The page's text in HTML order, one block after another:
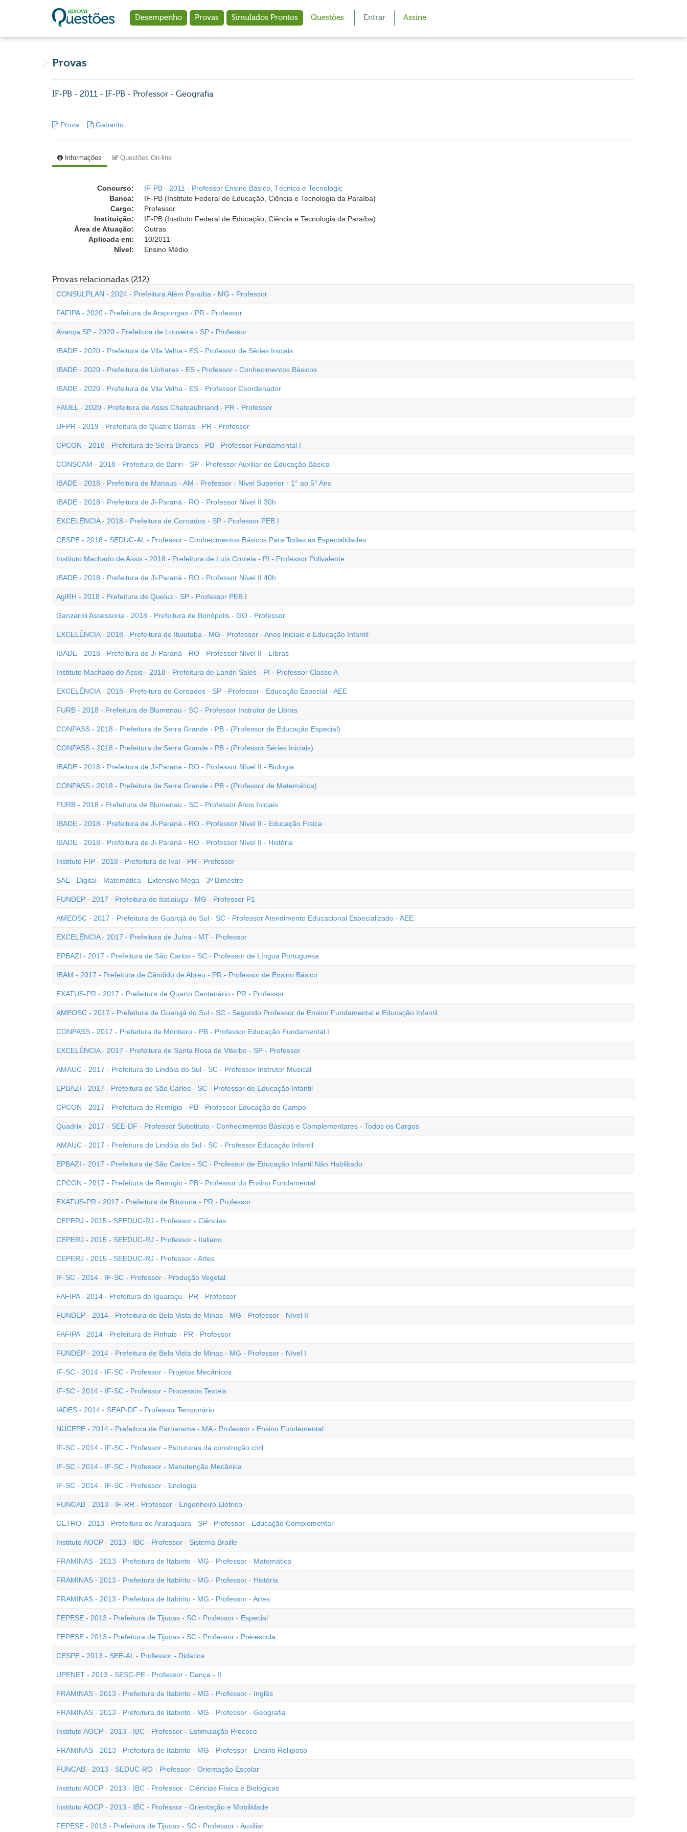
Desempenho Provas Simulados Prontos Questões Entrar Assine
Provas
IF-PB - 2011 - IF-PB - Professor - Geografia
Prova Gabarito
Informações Questões On-line
Concurso:
IF-PB - 2011 - Professor Ensino Básico, Técnico e Tecnológic
Banca:
IF-PB (Instituto Federal de Educação, Ciência e Tecnologia da Paraíba)
Cargo:
Professor
Instituição:
IF-PB (Instituto Federal de Educação, Ciência e Tecnologia da Paraíba)
Área de Atuação:
Outras
Aplicada em:
10/2011
Nível:
Ensino Médio
Provas relacionadas (212)
CONSULPLAN - 2024 - Prefeitura Além Paraíba - MG - Professor
FAFIPA - 2020 - Prefeitura de Arapongas - PR - Professor
Avança SP - 2020 - Prefeitura de Louveira - SP - Professor
IBADE - 2020 - Prefeitura de Vila Velha - ES - Professor de Séries Iniciais
IBADE - 2020 - Prefeitura de Linhares - ES - Professor - Conhecimentos Básicos
IBADE - 2020 - Prefeitura de Vila Velha - ES - Professor Coordenador
FAUEL - 2020 - Prefeitura de Assis Chateaubriand - PR - Professor
UFPR - 2019 - Prefeitura de Quatro Barras - PR - Professor
CPCON - 2018 - Prefeitura de Serra Branca - PB - Professor Fundamental I
CONSCAM - 2018 - Prefeitura de Bariri - SP - Professor Auxiliar de Educação Básica
IBADE - 2018 - Prefeitura de Manaus - AM - Professor - Nível Superior - 1° ao 5° Ano
IBADE - 2018 - Prefeitura de Ji-Paraná - RO - Professor Nível II 30h
EXCELÊNCIA - 2018 - Prefeitura de Coroados - SP - Professor PEB I
CESPE - 2018 - SEDUC-AL - Professor - Conhecimentos Básicos Para Todas as Especialidades
Instituto Machado de Assis - 2018 - Prefeitura de Luís Correia - PI - Professor Polivalente
IBADE - 2018 - Prefeitura de Ji-Paraná - RO - Professor Nível II 40h
AgiRH - 2018 - Prefeitura de Queluz - SP - Professor PEB I
Ganzaroli Assessoria - 2018 - Prefeitura de Bonópolis - GO - Professor
EXCELÊNCIA - 2018 - Prefeitura de Ituiutaba - MG - Professor - Anos Iniciais e Educação Infantil
IBADE - 2018 - Prefeitura de Ji-Paraná - RO - Professor Nível II - Líbras
Instituto Machado de Assis - 2018 - Prefeitura de Landri Sales - PI - Professor Classe A
EXCELÊNCIA - 2018 - Prefeitura de Coroados - SP - Professor - Educação Especial - AEE
FURB - 2018 - Prefeitura de Blumenau - SC - Professor Instrutor de Libras
CONPASS - 2018 - Prefeitura de Serra Grande - PB - (Professor de Educação Especial)
CONPASS - 2018 - Prefeitura de Serra Grande - PB - (Professor Séries Iniciais)
IBADE - 2018 - Prefeitura de Ji-Paraná - RO - Professor Nível II - Biologia
CONPASS - 2018 - Prefeitura de Serra Grande - PB - (Professor de Matemática)
FURB - 2018 - Prefeitura de Blumenau - SC - Professor Anos Iniciais
IBADE - 2018 - Prefeitura de Ji-Paraná - RO - Professor Nível II - Educação Física
IBADE - 2018 - Prefeitura de Ji-Paraná - RO - Professor Nível II - História
Instituto FIP - 2018 - Prefeitura de Ivaí - PR - Professor
SAE - Digital - Matemática - Extensivo Mega - 3º Bimestre
FUNDEP - 2017 - Prefeitura de Itatiaiuçu - MG - Professor P1
AMEOSC - 2017 - Prefeitura de Guarujá do Sul - SC - Professor Atendimento Educacional Especializado - AEE
EXCELÊNCIA - 2017 - Prefeitura de Juína - MT - Professor
EPBAZI - 2017 - Prefeitura de São Carlos - SC - Professor de Língua Portuguesa
IBAM - 2017 - Prefeitura de Cândido de Abreu - PR - Professor de Ensino Básico
EXATUS-PR - 2017 - Prefeitura de Quarto Centenário - PR - Professor
AMEOSC - 2017 - Prefeitura de Guarujá do Sul - SC - Segundo Professor de Ensino Fundamental e Educação Infantil
CONPASS - 2017 - Prefeitura de Monteiro - PB - Professor Educação Fundamental I
EXCELÊNCIA - 2017 - Prefeitura de Santa Rosa de Viterbo - SP - Professor
AMAUC - 2017 - Prefeitura de Lindóia do Sul - SC - Professor Instrutor Musical
EPBAZI - 2017 - Prefeitura de São Carlos - SC - Professor de Educação Infantil
CPCON - 2017 - Prefeitura de Remígio - PB - Professor Educação do Campo
Quadrix - 2017 - SEE-DF - Professor Substituto - Conhecimentos Básicos e Complementares - Todos os Cargos
AMAUC - 2017 - Prefeitura de Lindóia do Sul - SC - Professor Educação Infantil
EPBAZI - 2017 - Prefeitura de São Carlos - SC - Professor de Educação Infantil Não Habilitado
CPCON - 2017 - Prefeitura de Remígio - PB - Professor do Ensino Fundamental
EXATUS-PR - 2017 - Prefeitura de Bituruna - PR - Professor
CEPERJ - 2015 - SEEDUC-RJ - Professor - Ciências
CEPERJ - 2015 - SEEDUC-RJ - Professor - Italiano
CEPERJ - 2015 - SEEDUC-RJ - Professor - Artes
IF-SC - 2014 - IF-SC - Professor - Produção Vegetal
FAFIPA - 2014 - Prefeitura de Iguaraçu - PR - Professor
FUNDEP - 2014 - Prefeitura de Bela Vista de Minas - MG - Professor - Nível II
FAFIPA - 2014 - Prefeitura de Pinhais - PR - Professor
FUNDEP - 2014 - Prefeitura de Bela Vista de Minas - MG - Professor - Nível I
IF-SC - 2014 - IF-SC - Professor - Projetos Mecânicos
IF-SC - 2014 - IF-SC - Professor - Processos Texteis
IADES - 2014 - SEAP-DF - Professor Temporário
NUCEPE - 2014 - Prefeitura de Parnarama - MA - Professor - Ensino Fundamental
IF-SC - 2014 - IF-SC - Professor - Estruturas da construção civil
IF-SC - 2014 - IF-SC - Professor - Manutenção Mecânica
IF-SC - 2014 - IF-SC - Professor - Enologia
FUNCAB - 2013 - IF-RR - Professor - Engenheiro Elétrico
CETRO - 2013 - Prefeitura de Araraquara - SP - Professor - Educação Complementar
Instituto AOCP - 2013 - IBC - Professor - Sistema Braille
FRAMINAS - 2013 - Prefeitura de Itabirito - MG - Professor - Matemática
FRAMINAS - 2013 - Prefeitura de Itabirito - MG - Professor - História
FRAMINAS - 2013 - Prefeitura de Itabirito - MG - Professor - Artes
FEPESE - 2013 - Prefeitura de Tijucas - SC - Professor - Especial
FEPESE - 2013 - Prefeitura de Tijucas - SC - Professor - Pré-escola
CESPE - 2013 - SEE-AL - Professor - Didatica
UPENET - 2013 - SESC-PE - Professor - Dança - II
FRAMINAS - 2013 - Prefeitura de Itabirito - MG - Professor - Inglês
FRAMINAS - 2013 - Prefeitura de Itabirito - MG - Professor - Geografia
Instituto AOCP - 2013 - IBC - Professor - Estimulação Precoce
FRAMINAS - 2013 - Prefeitura de Itabirito - MG - Professor - Ensino Religioso
FUNCAB - 2013 - SEDUC-RO - Professor - Orientação Escolar
Instituto AOCP - 2013 - IBC - Professor - Ciências Física e Biológicas
Instituto AOCP - 2013 - IBC - Professor - Orientação e Mobilidade
FEPESE - 2013 - Prefeitura de Tijucas - SC - Professor - Auxiliar